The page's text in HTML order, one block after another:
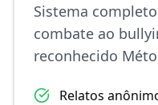
Sistema
combate ao
reconhecido
Relatos